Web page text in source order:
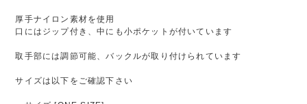
厚手ナイロン素材を使用
口にはジップ付き、中にも小ポケットが付いています
取手部には調節可能、バックルが取り付けられています
サイズは以下をご確認下さい